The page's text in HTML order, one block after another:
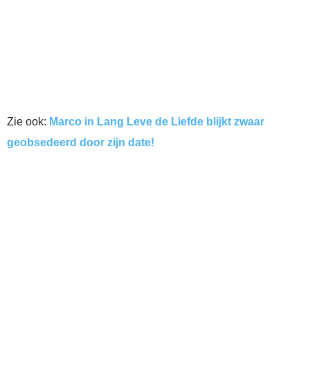
Zie ook: Marco in Lang Leve de Liefde blijkt zwaar
geobsedeerd door zijn date!